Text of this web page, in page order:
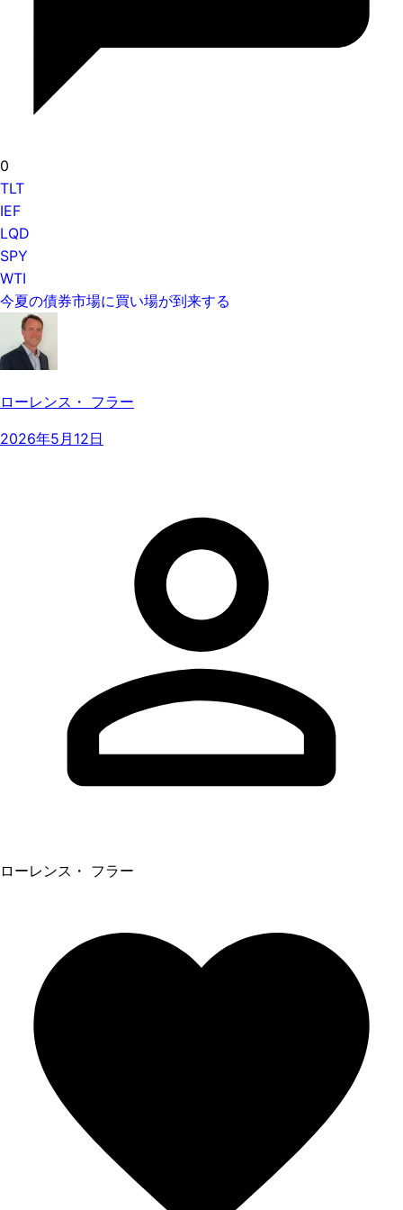
0
TLT
IEF
LQD
SPY
WTI
今夏の債券市場に買い場が到来する
ローレンス・ フラー
2026年5月12日
ローレンス・ フラー